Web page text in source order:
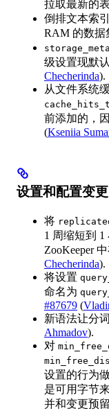
拉取最新的表
倒排文本索
RAM 的数据
级设置现默
Checherinda).
从文件系统
前添加的，
(Kseniia
设置和配置变更
将
1 周缩短到
ZooKeeper
Checherinda).
将设置
命名为
#87679 (
新语法让分
Ahmadov).
对
设置的行为
是可用字节
并和变更预